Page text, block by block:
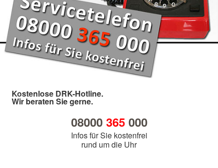
Kostenlose DRK-Hotline.
Wir beraten Sie gerne.
08000 365000
Infos für Sie kostenfrei
rund um die Uhr